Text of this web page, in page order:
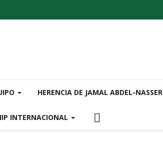
HERENCIA DE JAMAL ABDEL-NASSER
INTERNACIONAL